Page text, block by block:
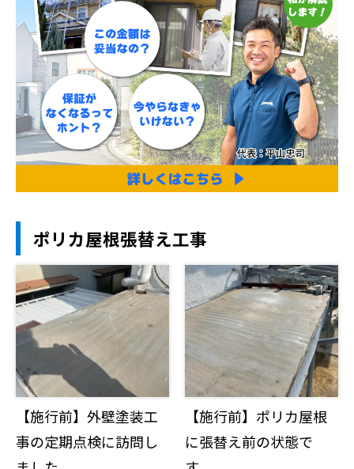
ポリカ屋根張替え工事
【施行前】外壁塗装工
事の定期点検に訪問し
【施行前】ポリカ屋根
に張替え前の状態で